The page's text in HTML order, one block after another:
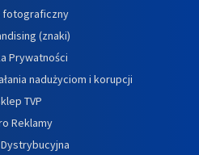
fotograficzny
(znaki)
Prywatności
nadużyciom i korupcji
TVP
Reklamy